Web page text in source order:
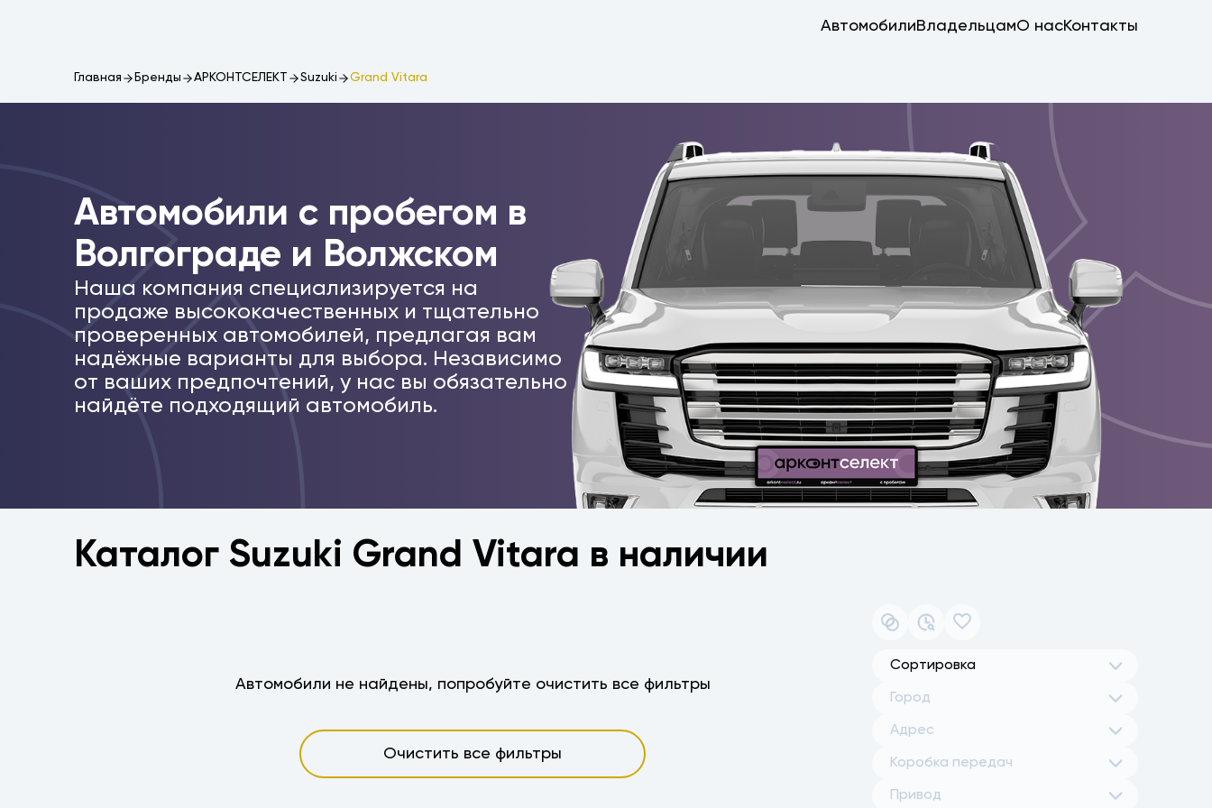
АвтомобилиВладельцамО насКонтакты
Главная Бренды АРКОНТСЕЛЕКТ Suzuki Grand Vitara
Автомобили c пробегом в
Волгограде и Волжском
Наша компания специализируется на
продаже высококачественных и тщательно
проверенных автомобилей, предлагая вам
надёжные варианты для выбора. Независимо
от ваших предпочтений, у нас вы обязательно
найдёте подходящий автомобиль.
Каталог Suzuki Grand Vitara в наличии
Автомобили не найдены, попробуйте очистить все фильтры
Очистить все фильтры
Сортировка
Город
Адрес
Коробка передач
Привод